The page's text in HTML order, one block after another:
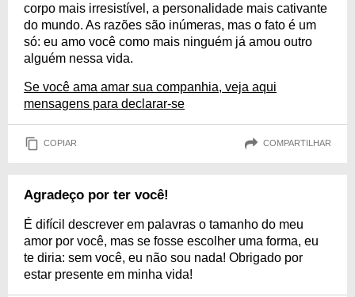
corpo mais irresistível, a personalidade mais cativante
do mundo. As razões são inúmeras, mas o fato é um
só: eu amo você como mais ninguém já amou outro
alguém nessa vida.
Se você ama amar sua companhia, veja aqui
mensagens para declarar-se
COPIAR COMPARTILHAR
Agradeço por ter você!
É difícil descrever em palavras o tamanho do meu
amor por você, mas se fosse escolher uma forma, eu
te diria: sem você, eu não sou nada! Obrigado por
estar presente em minha vida!